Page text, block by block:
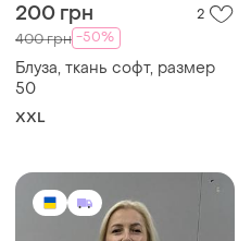
200 грн 2
400 грн -50%
Блуза, ткань софт, размер
50
XXL